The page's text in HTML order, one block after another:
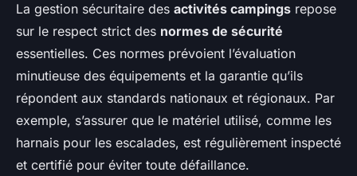
La gestion sécuritaire des activités campings repose
sur le respect strict des normes de sécurité
essentielles. Ces normes prévoient l’évaluation
minutieuse des équipements et la garantie qu’ils
répondent aux standards nationaux et régionaux. Par
exemple, s’assurer que le matériel utilisé, comme les
harnais pour les escalades, est régulièrement inspecté
et certifié pour éviter toute défaillance.